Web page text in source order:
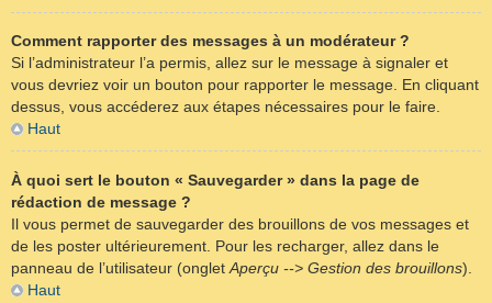
Comment rapporter des messages à un modérateur ?
Si l’administrateur l’a permis, allez sur le message à signaler et
vous devriez voir un bouton pour rapporter le message. En cliquant
dessus, vous accéderez aux étapes nécessaires pour le faire.
Haut
À quoi sert le bouton « Sauvegarder » dans la page de
rédaction de message ?
Il vous permet de sauvegarder des brouillons de vos messages et
de les poster ultérieurement. Pour les recharger, allez dans le
panneau de l’utilisateur (onglet Aperçu --> Gestion des brouillons).
Haut